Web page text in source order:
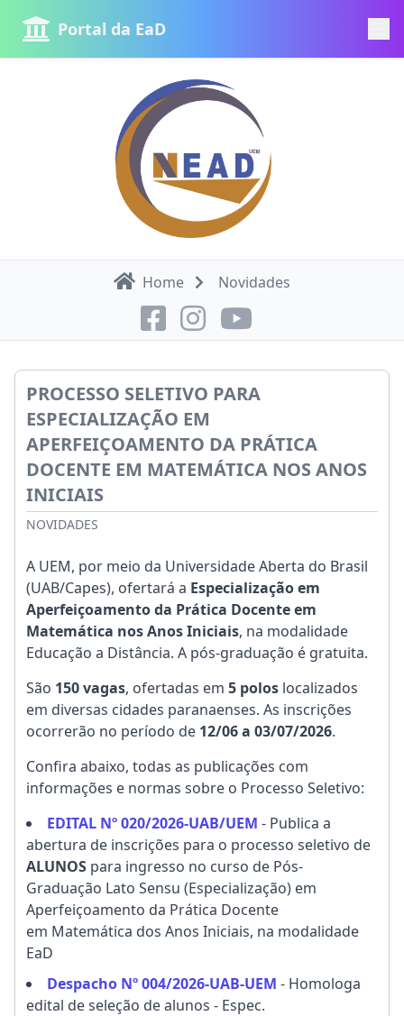
Portal da EaD
Home Novidades
PROCESSO SELETIVO PARA
ESPECIALIZAÇÃO EM
APERFEIÇOAMENTO DA PRÁTICA
DOCENTE EM MATEMÁTICA NOS ANOS
INICIAIS
NOVIDADES
A UEM, por meio da Universidade Aberta do Brasil
(UAB/Capes), ofertará a Especialização em
Aperfeiçoamento da Prática Docente em
Matemática nos Anos Iniciais, na modalidade
Educação a Distância. A pós-graduação é gratuita.
São 150vagas, ofertadas em 5 polos localizados
em diversas cidades paranaenses. As inscrições
ocorrerão no período de 12/06 a 03/07/2026.
Confira abaixo, todas as publicações com
informações e normas sobre o Processo Seletivo:
EDITAL Nº 020/2026-UAB/UEM - Publica a
abertura de inscrições para o processo seletivo de
ALUNOS para ingresso no curso de Pós-
Graduação Lato Sensu (Especialização) em
Aperfeiçoamento da Prática Docente
em Matemática dos Anos Iniciais, na modalidade
EaD
Despacho Nº 004/2026-UAB-UEM - Homologa
edital de seleção de alunos - Espec.